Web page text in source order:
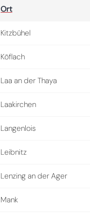
Ort
Kitzbühel
Köflach
Laa an der Thaya
Laakirchen
Langenlois
Leibnitz
Lenzing an der Ager
Mank